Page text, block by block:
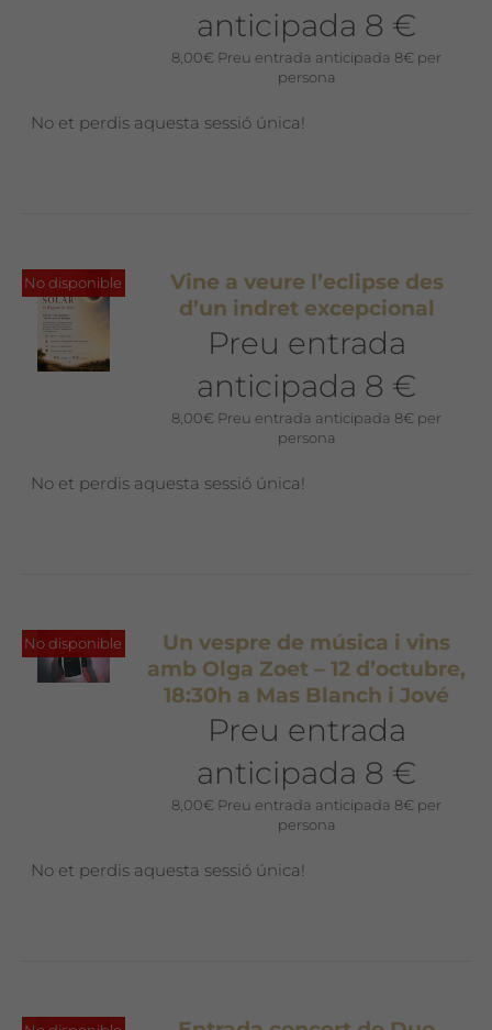
anticipada 8 €
8,00€ Preu entrada anticipada 8€ per
persona
No et perdis aquesta sessió única!
No disponible
Vine a veure l’eclipse des
d’un indret excepcional
Preu entrada
anticipada 8 €
8,00€ Preu entrada anticipada 8€ per
persona
No et perdis aquesta sessió única!
No disponible
Un vespre de música i vins
amb Olga Zoet – 12 d’octubre,
18:30h a Mas Blanch i Jové
Preu entrada
anticipada 8 €
8,00€ Preu entrada anticipada 8€ per
persona
No et perdis aquesta sessió única!